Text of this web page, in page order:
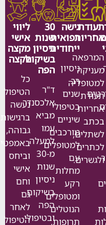
30
שנות
ניסיון
בשיקום
הפה
ד"ר
אלכסנדר
מביא
עמו
למעלה
מ-30
שנות
ניסיון
בשיקום
הפה
ובטיפולי
ליווי
אישי
מקצה
לקצה
הטיפול
נעשה
ברגישות
גבוהה,
באמפטיה
וביחס
אישי
וחם
גם
לאחר
הטיפול